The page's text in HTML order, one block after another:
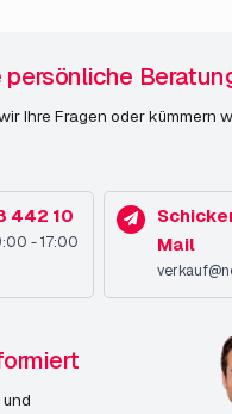
persönliche
Ihre Fragen oder kümmern
442 10
- 17:00
Mail